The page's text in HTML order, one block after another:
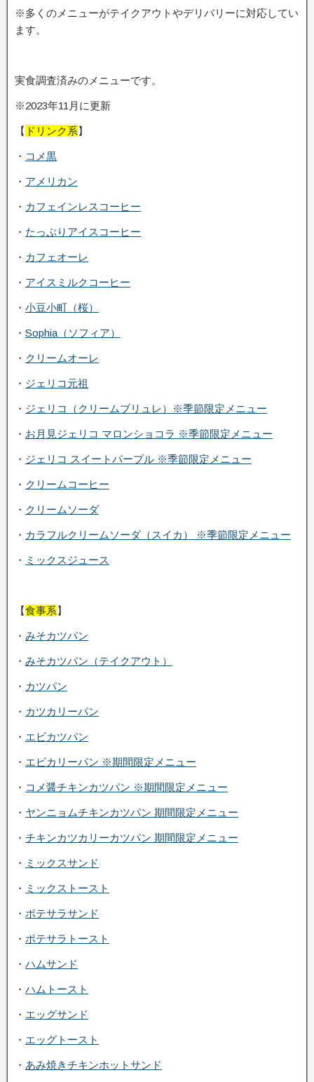
※多くのメニューがテイクアウトやデリバリーに対応してい
ます。
実食調査済みのメニューです。
※2023年11月に更新
【 ドリンク系】
・ コメ黒
・ アメリカン
・ カフェインレスコーヒー
・ たっぷりアイスコーヒー
・ カフェオーレ
・ アイスミルクコーヒー
・ 小豆小町（桜）
・ Sophia（ソフィア）
・ クリームオーレ
・ ジェリコ元祖
・ ジェリコ（クリームブリュレ）※季節限定メニュー
・ お月見ジェリコ マロンショコラ ※季節限定メニュー
・ ジェリコ スイートパープル ※季節限定メニュー
・ クリームコーヒー
・ クリームソーダ
・ カラフルクリームソーダ（スイカ） ※季節限定メニュー
・ ミックスジュース
【食事系】
・ みそカツパン
・ みそカツパン（テイクアウト）
・ カツパン
・ カツカリーパン
・ エビカツパン
・ エビカリーパン ※期間限定メニュー
・ コメ醤チキンカツパン ※期間限定メニュー
・ ヤンニョムチキンカツパン 期間限定メニュー
・ チキンカツカリーカツパン 期間限定メニュー
・ ミックスサンド
・ ミックストースト
・ ポテサラサンド
・ ポテサラトースト
・ ハムサンド
・ ハムトースト
・ エッグサンド
・ エッグトースト
・ あみ焼きチキンホットサンド